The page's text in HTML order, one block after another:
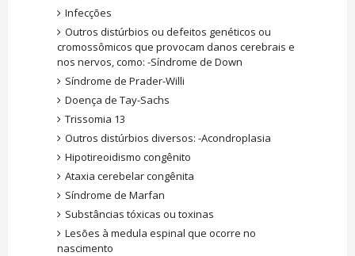
Infecções
Outros distúrbios ou defeitos genéticos ou
cromossômicos que provocam danos cerebrais e
nos nervos, como: -Síndrome de Down
Síndrome de Prader-Willi
Doença de Tay-Sachs
Trissomia 13
Outros distúrbios diversos: -Acondroplasia
Hipotireoidismo congênito
Ataxia cerebelar congênita
Síndrome de Marfan
Substâncias tóxicas ou toxinas
Lesões à medula espinal que ocorre no
nascimento